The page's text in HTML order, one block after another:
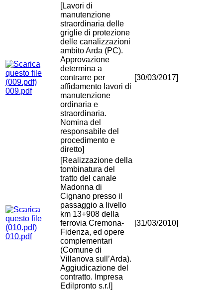
009.pdf
[Lavori di
manutenzione
straordinaria delle
griglie di protezione
delle canalizzazioni
ambito Arda (PC).
Approvazione
determina a
contrarre per
affidamento lavori di
manutenzione
ordinaria e
straordinaria.
Nomina del
responsabile del
procedimento e
diretto]
[30/03/2017]
010.pdf
[Realizzazione della
tombinatura del
tratto del canale
Madonna di
Cignano presso il
passaggio a livello
km 13+908 della
ferrovia Cremona-
Fidenza, ed opere
complementari
(Comune di
Villanova sull’Arda).
Aggiudicazione del
contratto. Impresa
Edilpronto s.r.l]
[31/03/2010]